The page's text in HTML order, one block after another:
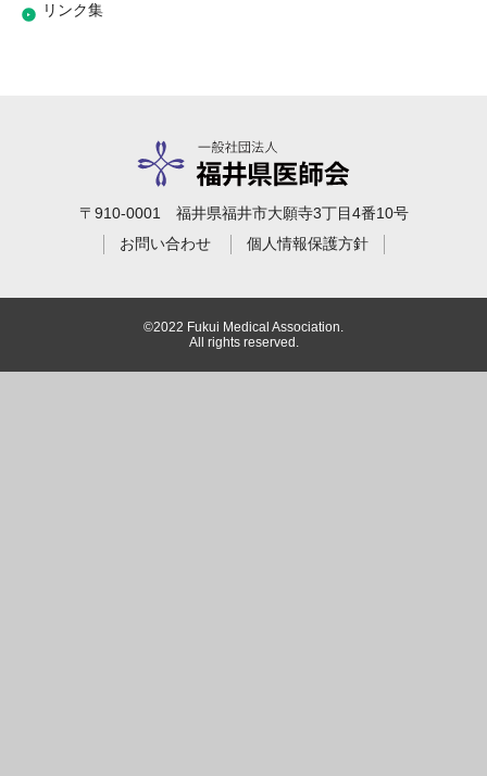
リンク集
〒910-0001 福井県福井市大願寺3丁目4番10号
お問い合わせ
個人情報保護方針
©2022 Fukui Medical Association.
All rights reserved.